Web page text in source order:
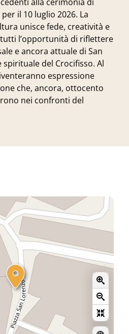
il 10 luglio 2026. La
unisce fede, creatività e
l’opportunità di riflettere
e ancora attuale di San
spirituale del Crocifisso. Al
espressione
che, ancora, ottocento
nei confronti del